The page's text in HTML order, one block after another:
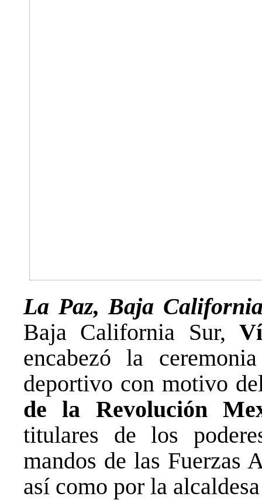
La Paz, Baja
Baja California Sur,
encabezó la
deportivo con motivo
de la Revolución
titulares de los
mandos de las Fuerzas
así como por la